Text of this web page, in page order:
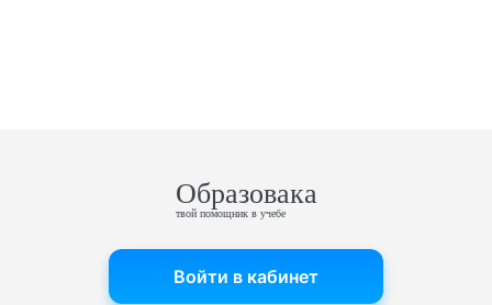
Образовака
твой помощник в учебе
Войти в кабинет